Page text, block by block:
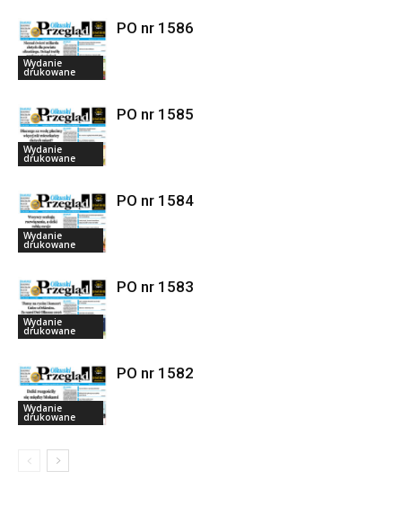
Wydanie
drukowane
PO nr 1586
Wydanie
drukowane
PO nr 1585
Wydanie
drukowane
PO nr 1584
Wydanie
drukowane
PO nr 1583
Wydanie
drukowane
PO nr 1582